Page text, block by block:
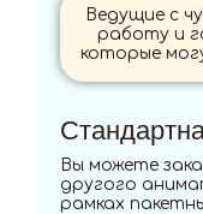
Ведущие с
работу и
которые
Вы можете
другого
рамках